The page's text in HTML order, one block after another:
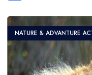
NATURE & ADVANTURE